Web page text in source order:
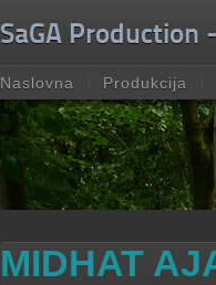
SaGA Production
Naslovna Produkcija
MIDHAT